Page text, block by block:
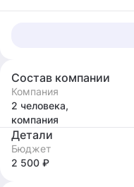
Состав компании
Компания
2 человека,
компания
Детали
Бюджет
2 500 ₽